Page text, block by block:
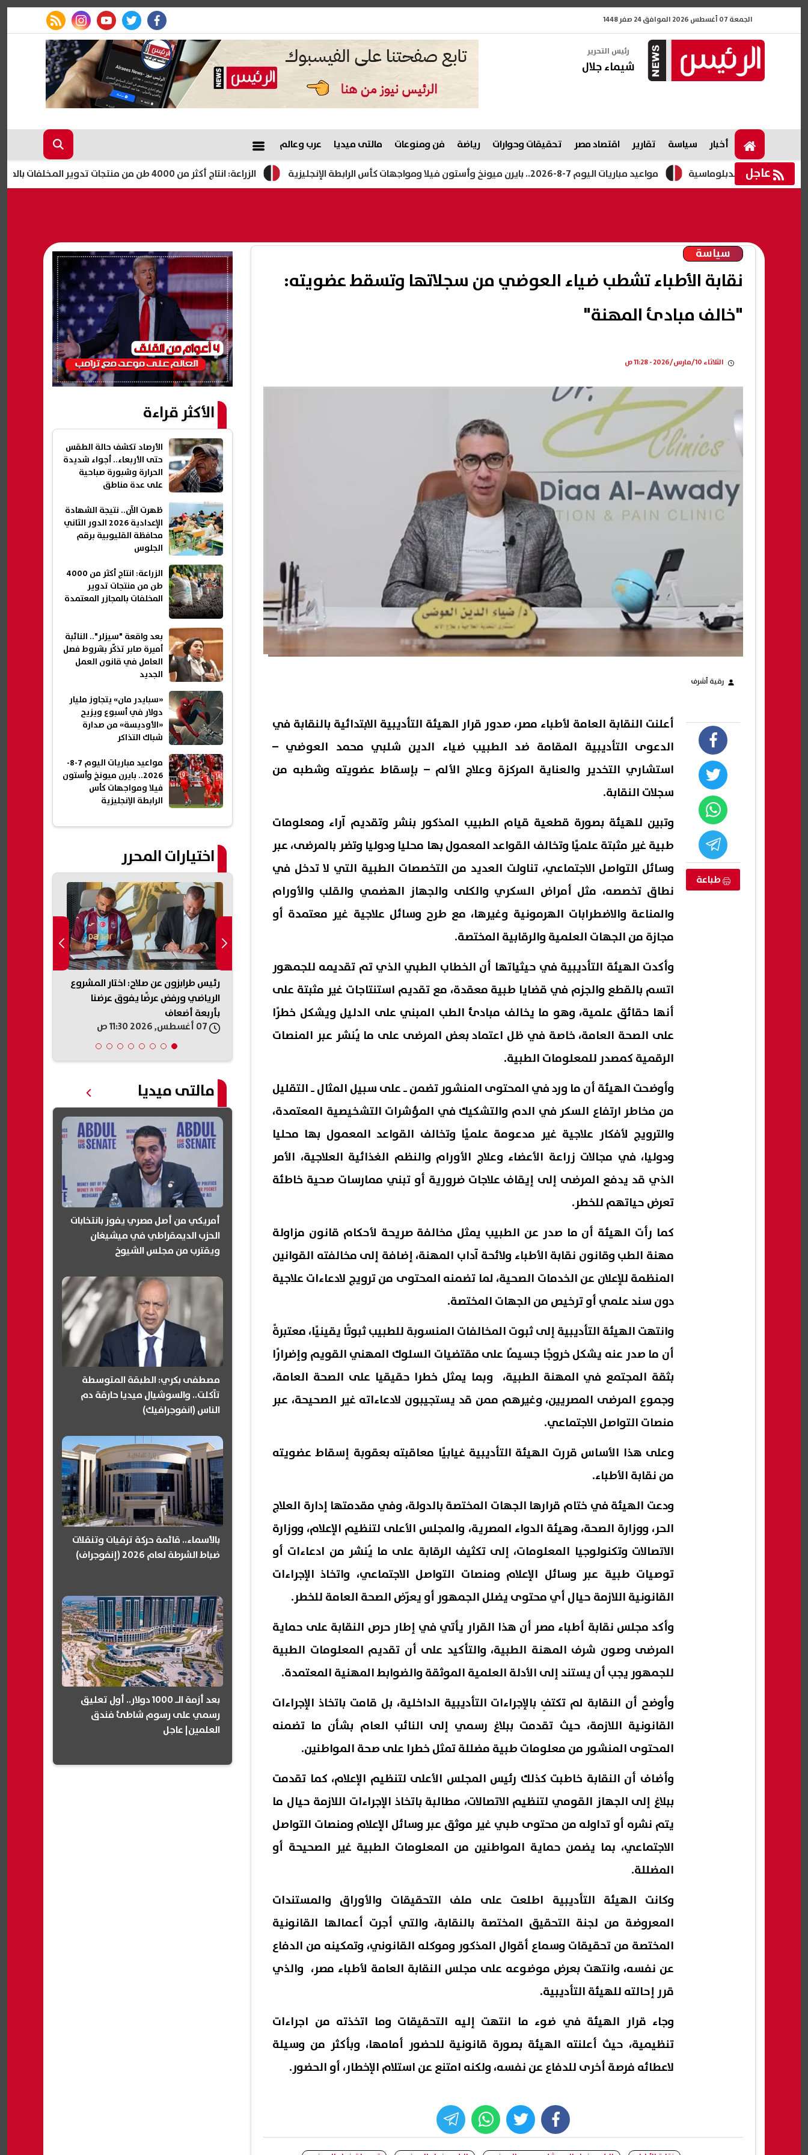
الجمعة 07 أغسطس 2026 الموافق 24 صفر 1448
facebook
twitter
youtube
instagram
rss feed
رئيس التحرير
شيماء جلال
أخبار سياسة تقارير اقتصاد مصر تحقيقات وحوارات رياضة فن ومنوعات مالتى ميديا عرب وعالم
عاجل الزراعة: انتاج أكثر من 4000 طن من منتجات تدوير المخلفات بالمجازر المعتمدة مواعيد مباريات اليوم 7-8-2026.. بايرن ميونخ وأستون فيلا ومواجهات كأس الرابطة الإنجليزية الدبلوماسية
سياسة
نقابة الأطباء تشطب ضياء العوضي من سجلاتها وتسقط عضويته:
"خالف مبادئ المهنة"
الثلاثاء 10/مارس/2026 - 11:28 ص
رقية أشرف
طباعة
أعلنت النقابة العامة لأطباء مصر، صدور قرار الهيئة التأديبية الابتدائية بالنقابة في
الدعوى التأديبية المقامة ضد الطبيب ضياء الدين شلبي محمد العوضي –
استشاري التخدير والعناية المركزة وعلاج الألم – بإسقاط عضويته وشطبه من
سجلات النقابة.
وتبين للهيئة بصورة قطعية قيام الطبيب المذكور بنشر وتقديم آراء ومعلومات
طبية غير مثبتة علميًا وتخالف القواعد المعمول بها محليا ودوليا وتضر بالمرضى، عبر
وسائل التواصل الاجتماعي، تناولت العديد من التخصصات الطبية التي لا تدخل في
نطاق تخصصه، مثل أمراض السكري والكلى والجهاز الهضمي والقلب والأورام
والمناعة والاضطرابات الهرمونية وغيرها، مع طرح وسائل علاجية غير معتمدة أو
مجازة من الجهات العلمية والرقابية المختصة.
وأكدت الهيئة التأديبية في حيثياتها أن الخطاب الطبي الذي تم تقديمه للجمهور
اتسم بالقطع والجزم في قضايا طبية معقدة، مع تقديم استنتاجات غير مثبتة على
أنها حقائق علمية، وهو ما يخالف مبادئ الطب المبني على الدليل ويشكل خطرًا
على الصحة العامة، خاصة في ظل اعتماد بعض المرضى على ما يُنشر عبر المنصات
الرقمية كمصدر للمعلومات الطبية.
وأوضحت الهيئة أن ما ورد في المحتوى المنشور تضمن ـ على سبيل المثال ـ التقليل
من مخاطر ارتفاع السكر في الدم والتشكيك في المؤشرات التشخيصية المعتمدة،
والترويج لأفكار علاجية غير مدعومة علميًا وتخالف القواعد المعمول بها محليا
ودوليا، في مجالات زراعة الأعضاء وعلاج الأورام والنظم الغذائية العلاجية، الأمر
الذي قد يدفع المرضى إلى إيقاف علاجات ضرورية أو تبني ممارسات صحية خاطئة
تعرض حياتهم للخطر.
كما رأت الهيئة أن ما صدر عن الطبيب يمثل مخالفة صريحة لأحكام قانون مزاولة
مهنة الطب وقانون نقابة الأطباء ولائحة آداب المهنة، إضافة إلى مخالفته القوانين
المنظمة للإعلان عن الخدمات الصحية، لما تضمنه المحتوى من ترويج لادعاءات علاجية
دون سند علمي أو ترخيص من الجهات المختصة.
وانتهت الهيئة التأديبية إلى ثبوت المخالفات المنسوبة للطبيب ثبوتًا يقينيًا، معتبرةً
أن ما صدر عنه يشكل خروجًا جسيمًا على مقتضيات السلوك المهني القويم وإضرارًا
بثقة المجتمع في المهنة الطبية، وبما يمثل خطرا حقيقيا على الصحة العامة،
وجموع المرضى المصريين، وغيرهم ممن قد يستجيبون لادعاءاته غير الصحيحة، عبر
منصات التواصل الاجتماعي.
وعلى هذا الأساس قررت الهيئة التأديبية غيابيًا معاقبته بعقوبة إسقاط عضويته
من نقابة الأطباء.
ودعت الهيئة في ختام قرارها الجهات المختصة بالدولة، وفي مقدمتها إدارة العلاج
الحر، ووزارة الصحة، وهيئة الدواء المصرية، والمجلس الأعلى لتنظيم الإعلام، ووزارة
الاتصالات وتكنولوجيا المعلومات، إلى تكثيف الرقابة على ما يُنشر من ادعاءات أو
توصيات طبية عبر وسائل الإعلام ومنصات التواصل الاجتماعي، واتخاذ الإجراءات
القانونية اللازمة حيال أي محتوى يضلل الجمهور أو يعرّض الصحة العامة للخطر.
وأكد مجلس نقابة أطباء مصر أن هذا القرار يأتي في إطار حرص النقابة على حماية
المرضى وصون شرف المهنة الطبية، والتأكيد على أن تقديم المعلومات الطبية
للجمهور يجب أن يستند إلى الأدلة العلمية الموثقة والضوابط المهنية المعتمدة.
وأوضح أن النقابة لم تكتفِ بالإجراءات التأديبية الداخلية، بل قامت باتخاذ الإجراءات
القانونية اللازمة، حيث تقدمت ببلاغ رسمي إلى النائب العام بشأن ما تضمنه
المحتوى المنشور من معلومات طبية مضللة تمثل خطرا على صحة المواطنين.
وأضاف أن النقابة خاطبت كذلك رئيس المجلس الأعلى لتنظيم الإعلام، كما تقدمت
ببلاغ إلى الجهاز القومي لتنظيم الاتصالات، مطالبة باتخاذ الإجراءات اللازمة حيال ما
يتم نشره أو تداوله من محتوى طبي غير موثق عبر وسائل الإعلام ومنصات التواصل
الاجتماعي، بما يضمن حماية المواطنين من المعلومات الطبية غير الصحيحة أو
المضللة.
وكانت الهيئة التأديبية اطلعت على ملف التحقيقات والأوراق والمستندات
المعروضة من لجنة التحقيق المختصة بالنقابة، والتي أجرت أعمالها القانونية
المختصة من تحقيقات وسماع أقوال المذكور وموكله القانوني، وتمكينه من الدفاع
عن نفسه، وانتهت بعرض موضوعه على مجلس النقابة العامة لأطباء مصر، والذي
قرر إحالته للهيئة التأديبية.
وجاء قرار الهيئة في ضوء ما انتهت إليه التحقيقات وما اتخذته من اجراءات
تنظيمية، حيث أعلنته الهيئة بصورة قانونية للحضور أمامها، وبأكثر من وسيلة
لاعطائه فرصة أخرى للدفاع عن نفسه، ولكنه امتنع عن استلام الإخطار، أو الحضور.
facebook
twitter
whats
الأكثر قراءة
الأرصاد تكشف حالة الطقس
حتى الأربعاء.. أجواء شديدة
الحرارة وشبورة صباحية
على عدة مناطق
ظهرت الآن.. نتيجة الشهادة
الإعدادية 2026 الدور الثاني
محافظة القليوبية برقم
الجلوس
الزراعة: انتاج أكثر من 4000
طن من منتجات تدوير
المخلفات بالمجازر المعتمدة
بعد واقعة "سيزلر".. النائبة
أميرة صابر تذكّر بشروط فصل
العامل في قانون العمل
الجديد
«سبايدر مان» يتجاوز مليار
دولار في أسبوع ويزيح
«الأوديسة» من صدارة
شباك التذاكر
مواعيد مباريات اليوم 7-8-
2026.. بايرن ميونخ وأستون
فيلا ومواجهات كأس
الرابطة الإنجليزية
اختيارات المحرر
الزراعة: انتاج أكثر من 4000 طن من
منتجات تدوير المخلفات بالمجازر
مواعيد مباريات اليوم 7-8-2026..
بايرن ميونخ وأستون فيلا ومواجهات
كأس الرابطة الإنجليزية
بعد واقعة "سيزلر".. النائبة أميرة صابر
تذكّر بشروط فصل العامل في قانون
العمل الجديد
رئيس طرابزون عن صلاح: اختار المشروع
الرياضي ورفض عرضًا يفوق عرضنا
بأربعة أضعاف
مالتى ميديا
أمريكي من أصل مصري يفوز بانتخابات
الحزب الديمقراطي في ميشيغان
ويقترب من مجلس الشيوخ
مصطفى بكري: الطبقة المتوسطة
تآكلت.. والسوشيال ميديا حارقة دم
الناس (انفوجرافيك)
بالأسماء.. قائمة حركة ترقيات وتنقلات
ضباط الشرطة لعام 2026 (إنفوجراف)
بعد أزمة الـ 1000 دولار.. أول تعليق
رسمي على رسوم شاطئ فندق
العلمين| عاجل